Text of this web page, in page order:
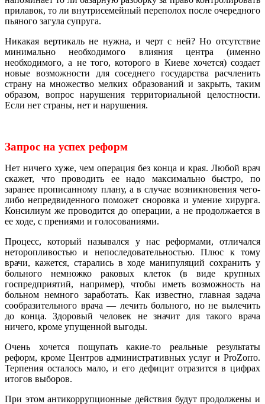
прилавок, то ли внутрисемейный переполох после очередного
пьяного загула супруга.
Никакая вертикаль не нужна, и черт с ней? Но отсутствие
минимально необходимого влияния центра (именно
необходимого, а не того, которого в Киеве хочется) создает
новые возможности для соседнего государства расчленить
страну на множество мелких образований и закрыть, таким
образом, вопрос нарушения территориальной целостности.
Если нет страны, нет и нарушения.
Запрос на успех реформ
Нет ничего хуже, чем операция без конца и края. Любой врач
скажет, что проводить ее надо максимально быстро, по
заранее прописанному плану, а в случае возникновения чего-
либо непредвиденного поможет сноровка и умение хирурга.
Консилиум же проводится до операции, а не продолжается в
ее ходе, с прениями и голосованиями.
Процесс, который назывался у нас реформами, отличался
неторопливостью и непоследовательностью. Плюс к тому
врачи, кажется, старались в ходе манипуляций сохранить у
больного немножко раковых клеток (в виде крупных
госпредприятий, например), чтобы иметь возможность на
больном немного заработать. Как известно, главная задача
сообразительного врача — лечить больного, но не вылечить
до конца. Здоровый человек не значит для такого врача
ничего, кроме упущенной выгоды.
Очень хочется пощупать какие-то реальные результаты
реформ, кроме Центров административных услуг и ProZorro.
Терпения осталось мало, и его дефицит отразится в цифрах
итогов выборов.
При этом антикоррупционные действия будут продолжены и